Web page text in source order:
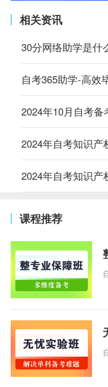
相关资讯
30分网络助学是什
自考365助学-高效
2024年10月自考
2024年自考知识
2024年自考知识
课程推荐